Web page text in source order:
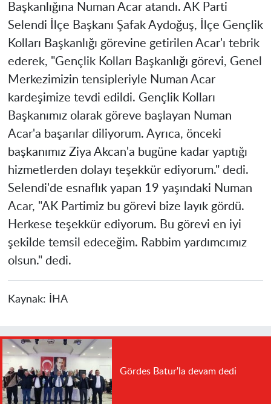
Başkanlığına Numan Acar atandı. AK Parti
Selendi İlçe Başkanı Şafak Aydoğuş, İlçe Gençlik
Kolları Başkanlığı görevine getirilen Acar'ı tebrik
ederek, "Gençlik Kolları Başkanlığı görevi, Genel
Merkezimizin tensipleriyle Numan Acar
kardeşimize tevdi edildi. Gençlik Kolları
Başkanımız olarak göreve başlayan Numan
Acar'a başarılar diliyorum. Ayrıca, önceki
başkanımız Ziya Akcan'a bugüne kadar yaptığı
hizmetlerden dolayı teşekkür ediyorum." dedi.
Selendi'de esnaflık yapan 19 yaşındaki Numan
Acar, "AK Partimiz bu görevi bize layık gördü.
Herkese teşekkür ediyorum. Bu görevi en iyi
şekilde temsil edeceğim. Rabbim yardımcımız
olsun." dedi.
Kaynak: İHA
Gördes Batur'la devam dedi